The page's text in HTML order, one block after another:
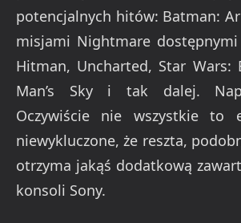
potencjalnych hitów: Batman:
misjami Nightmare
Hitman, Uncharted, Star Wars:
Man’s Sky i tak dalej.
Oczywiście nie wszystkie to
niewykluczone, że reszta,
otrzyma jakąś dodatkową
konsoli Sony.